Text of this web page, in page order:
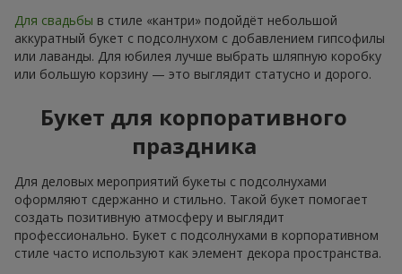
Для свадьбы в стиле «кантри» подойдёт небольшой
аккуратный букет с подсолнухом с добавлением гипсофилы
или лаванды. Для юбилея лучше выбрать шляпную коробку
или большую корзину — это выглядит статусно и дорого.
Букет для корпоративного
праздника
Для деловых мероприятий букеты с подсолнухами
оформляют сдержанно и стильно. Такой букет помогает
создать позитивную атмосферу и выглядит
профессионально. Букет с подсолнухами в корпоративном
стиле часто используют как элемент декора пространства.